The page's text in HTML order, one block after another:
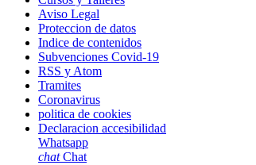
Aviso Legal
Proteccion de datos
Indice de contenidos
Subvenciones Covid-19
RSS y Atom
Tramites
Coronavirus
politica de cookies
Declaracion accesibilidad
Whatsapp
chat Chat